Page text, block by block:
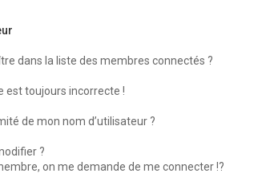
dans la liste des membres connectés ?
est toujours incorrecte !
de mon nom d’utilisateur ?
?
on me demande de me connecter !?